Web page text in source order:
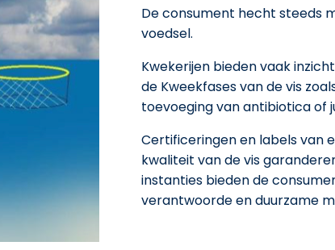
De consument hecht steeds
voedsel.
Kwekerijen bieden vaak
de Kweekfases van de vis
toevoeging van antibiotica of
Certificeringen en labels van
kwaliteit van de vis
instanties bieden de
verantwoorde en duurzame